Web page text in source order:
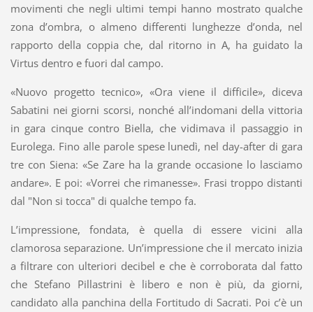
movimenti che negli ultimi tempi hanno mostrato qualche
zona d’ombra, o almeno differenti lunghezze d’onda, nel
rapporto della coppia che, dal ritorno in A, ha guidato la
Virtus dentro e fuori dal campo.
«Nuovo progetto tecnico», «Ora viene il difficile», diceva
Sabatini nei giorni scorsi, nonché all’indomani della vittoria
in gara cinque contro Biella, che vidimava il passaggio in
Eurolega. Fino alle parole spese lunedì, nel day-after di gara
tre con Siena: «Se Zare ha la grande occasione lo lasciamo
andare». E poi: «Vorrei che rimanesse». Frasi troppo distanti
dal "Non si tocca" di qualche tempo fa.
L’impressione, fondata, è quella di essere vicini alla
clamorosa separazione. Un’impressione che il mercato inizia
a filtrare con ulteriori decibel e che è corroborata dal fatto
che Stefano Pillastrini è libero e non è più, da giorni,
candidato alla panchina della Fortitudo di Sacrati. Poi c’è un